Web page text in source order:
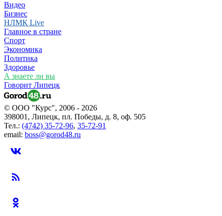
Видео
Бизнес
НЛМК Live
Главное в стране
Спорт
Экономика
Политика
Здоровье
А знаете ли вы
Говорит Липецк
© ООО "Курс", 2006 - 2026
398001, Липецк, пл. Победы, д. 8, оф. 505
Тел.: (4742) 35-72-96, 35-72-91
email: boss@gorod48.ru